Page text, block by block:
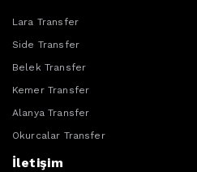
Lara Transfer
Side Transfer
Belek Transfer
Kemer Transfer
Alanya Transfer
Okurcalar Transfer
İletişim